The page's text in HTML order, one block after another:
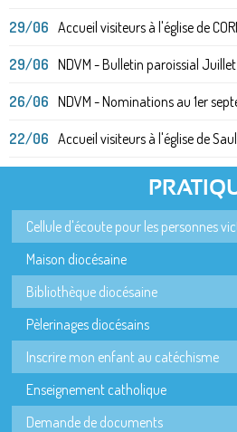
29/06 Accueil visiteurs à l'église de
29/06 NDVM - Bulletin paroissial Juillet
26/06 NDVM - Nominations au 1er
22/06 Accueil visiteurs à l'église de
Cellule d'écoute pour les personnes
Maison diocésaine
Bibliothèque diocésaine
Pèlerinages diocésains
Inscrire mon enfant au catéchisme
Enseignement catholique
Demande de documents